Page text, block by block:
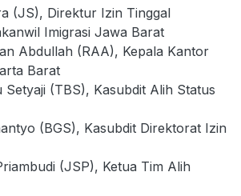
(JS), Direktur Izin Tinggal
Imigrasi Jawa Barat
Abdullah (RAA), Kepala Kantor
Barat
Setyaji (TBS), Kasubdit Alih Status
(BGS), Kasubdit Direktorat Izin
(JSP), Ketua Tim Alih